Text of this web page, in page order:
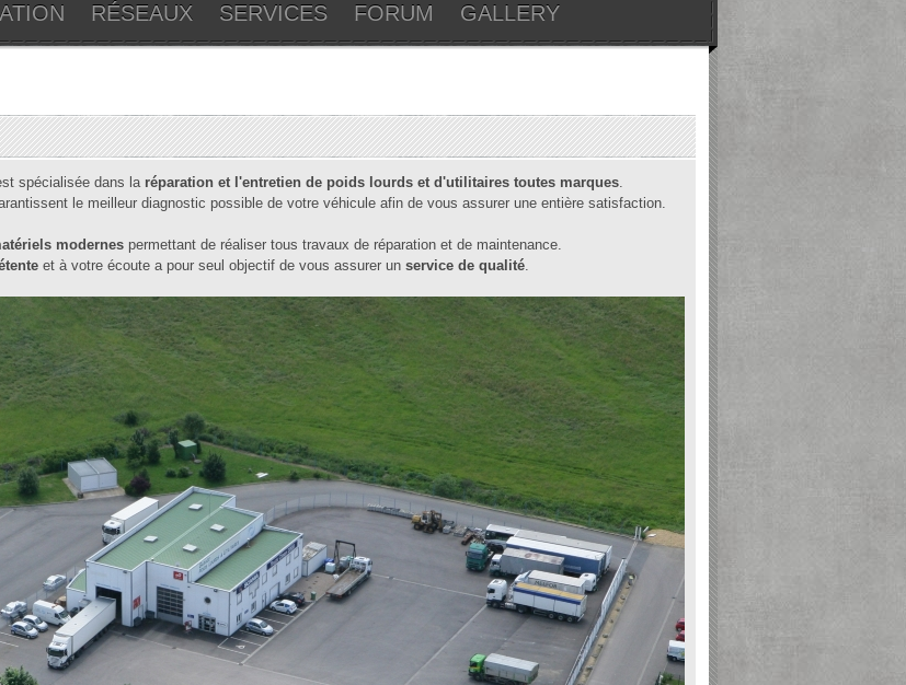
RÉSEAUX SERVICES FORUM GALLERY
spécialisée dans la réparation et l'entretien de poids lourds et d'utilitaires toutes marques
le meilleur diagnostic possible de votre véhicule afin de vous assurer une entière satisfaction.
modernespermettant de réaliser tous travaux de réparation et de maintenance.
et à votre écoute a pour seul objectif de vous assurer un service de qualité